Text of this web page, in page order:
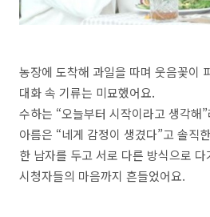
농장에 도착해 과일을 따며 웃음꽃이
대화 속 기류는 미묘했어요.
수하는 “오늘부터 시작이라고 생각해
아름은 “네게 감정이 생겼다”고 솔직
한 남자를 두고 서로 다른 방식으로
시청자들의 마음까지 흔들었어요.